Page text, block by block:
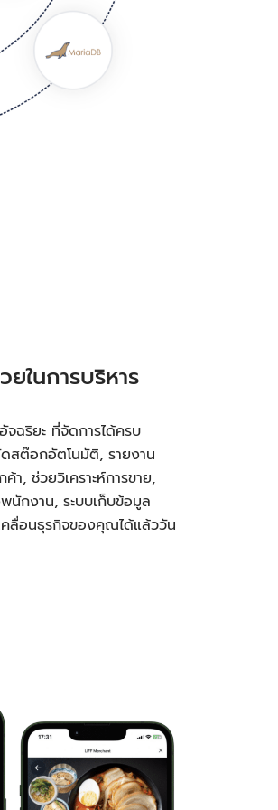
ในการบริหาร
จฉริยะ ที่จัดการได้ครบ
สต๊อกอัตโนมัติ, รายงาน
า, ช่วยวิเคราะห์การขาย,
นักงาน, ระบบเก็บข้อมูล
คลื่อนธุรกิจของคุณได้แล้ววัน